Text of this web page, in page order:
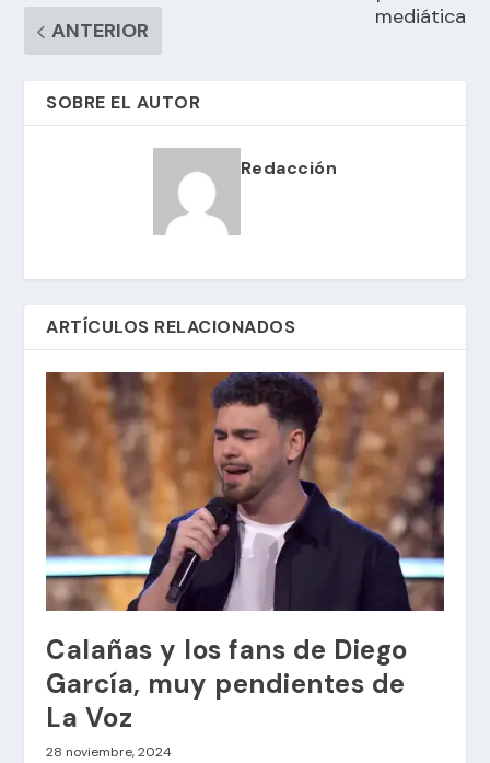
ANTERIOR
mediática
SOBRE EL AUTOR
Redacción
ARTÍCULOS RELACIONADOS
Calañas y los fans de Diego
García, muy pendientes de
La Voz
28 noviembre, 2024